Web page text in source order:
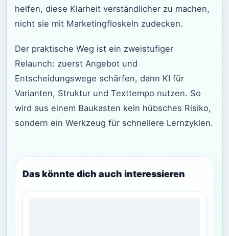
helfen, diese Klarheit verständlicher zu machen,
nicht sie mit Marketingfloskeln zudecken.
Der praktische Weg ist ein zweistufiger
Relaunch: zuerst Angebot und
Entscheidungswege schärfen, dann KI für
Varianten, Struktur und Texttempo nutzen. So
wird aus einem Baukasten kein hübsches Risiko,
sondern ein Werkzeug für schnellere Lernzyklen.
Das könnte dich auch interessieren